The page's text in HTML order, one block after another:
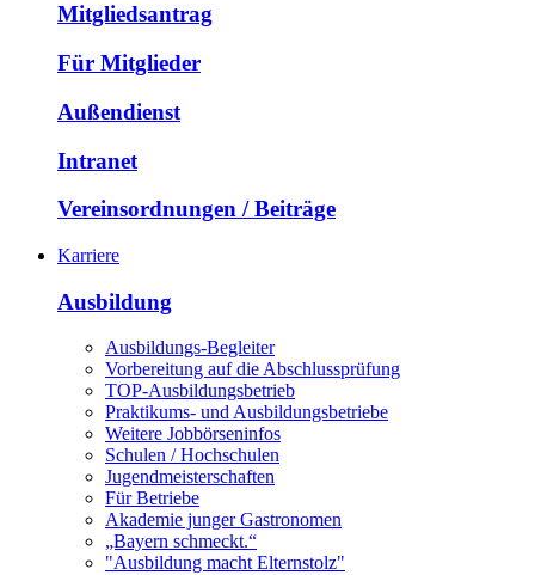
Mitgliedsantrag
Für Mitglieder
Außendienst
Intranet
Vereinsordnungen / Beiträge
Karriere
Ausbildung
Ausbildungs-Begleiter
Vorbereitung auf die Abschlussprüfung
TOP-Ausbildungsbetrieb
Praktikums- und Ausbildungsbetriebe
Weitere Jobbörseninfos
Schulen / Hochschulen
Jugendmeisterschaften
Für Betriebe
Akademie junger Gastronomen
„Bayern schmeckt.“
"Ausbildung macht Elternstolz"